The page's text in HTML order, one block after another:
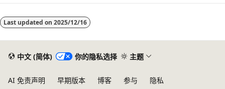
Last updated on 2025/12/16
中文 (简体) 你的隐私选择 主题
AI 免责声明 早期版本 博客 参与
隐私